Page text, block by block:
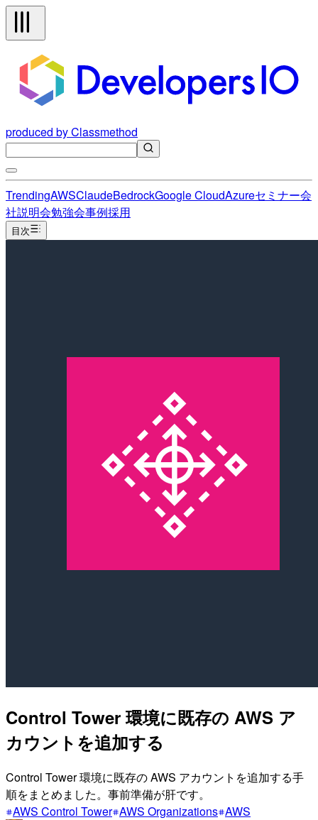
produced by Classmethod
TrendingAWSClaudeBedrockGoogle CloudAzureセミナー会
社説明会勉強会事例採用
目次
Control Tower 環境に既存の AWS ア
カウントを追加する
Control Tower 環境に既存の AWS アカウントを追加する手
順をまとめました。事前準備が肝です。
AWS Control Tower AWS Organizations AWS